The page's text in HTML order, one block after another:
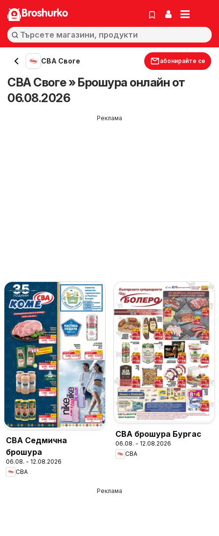
Broshurko
CBA Своге абонирайте се
CBA Своге » Брошура онлайн от
06.08.2026
Реклама
CBA Седмична
брошура
06.08. - 12.08.2026
CBA
CBA брошура Бургас
06.08. - 12.08.2026
CBA
Реклама